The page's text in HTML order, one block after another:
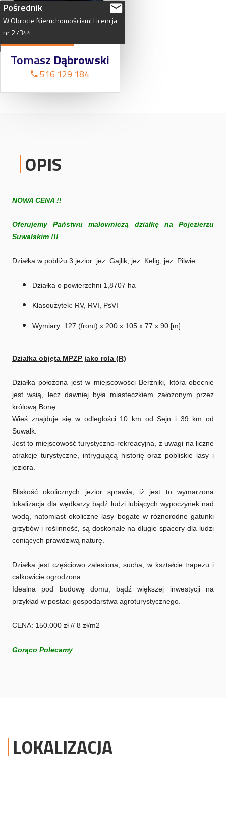
Pośrednik
WObrocieNieruchomościamiLicencja
nr27344
Tomasz Dąbrowski
516 129 184
OPIS
NOWA CENA !!
Oferujemy Państwu malowniczą działkę na Pojezierzu
Suwalskim !!!
Działka w pobliżu 3 jezior: jez. Gajlik, jez. Kelig, jez. Pilwie
Działka o powierzchni 1,8707 ha
Klasoużytek: RV, RVI, PsVI
Wymiary: 127 (front) x 200 x 105 x 77 x 90 [m]
Działka objęta MPZP jako rola (R)
Działka położona jest w miejscowości Berżniki, która obecnie
jest wsią, lecz dawniej była miasteczkiem założonym przez
królową Bonę.
Wieś znajduje się w odległości 10 km od Sejn i 39 km od
Suwałk.
Jest to miejscowość turystyczno-rekreacyjna, z uwagi na liczne
atrakcje turystyczne, intrygującą historię oraz pobliskie lasy i
jeziora.
Bliskość okolicznych jezior sprawia, iż jest to wymarzona
lokalizacja dla wędkarzy bądź ludzi lubiących wypoczynek nad
wodą, natomiast okoliczne lasy bogate w różnorodne gatunki
grzybów i roślinność, są doskonałe na długie spacery dla ludzi
ceniących prawdziwą naturę.
Działka jest częściowo zalesiona, sucha, w kształcie trapezu i
całkowicie ogrodzona.
Idealna pod budowę domu, bądź większej inwestycji na
przykład w postaci gospodarstwa agroturystycznego.
CENA: 150.000 zł // 8 zł/m2
Gorąco Polecamy
LOKALIZACJA